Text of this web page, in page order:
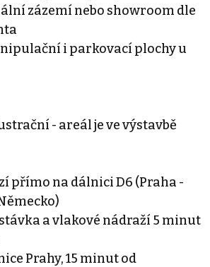
zázemí nebo showroom dle
i parkovací plochy u
- areál je ve výstavbě
přímo na dálnici D6 (Praha -
a vlakové nádraží 5 minut
Prahy, 15 minut od